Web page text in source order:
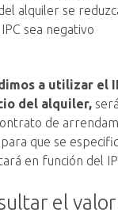
alquiler se
sea negativo
a utilizar el
del alquiler,
de
que se
en función del
el